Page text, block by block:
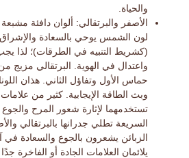
والحياة.
الأصفر والبرتقالي: ألوان دافئة مشبعة
لون الشمس يوحي بالسعادة والإشراق،
(كشريط التنبيه في الطرقات)؛ لذا
واعتدال في الهوية. البرتقالي مزيج
حماس الأول وتفاؤل الثاني. هذان
وبث الطاقة الإيجابية. كثير من
تستخدمهما لإثارة شعور المرح
السريعة تطلي جدرانها بالبرتقالي
الزبائن يشعرون بالجوع والسعادة في
يلائمان العلامات الجادة أو الفاخرة